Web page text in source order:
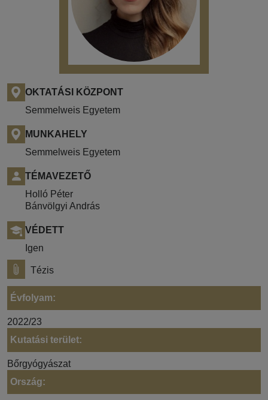
OKTATÁSI KÖZPONT
Semmelweis Egyetem
MUNKAHELY
Semmelweis Egyetem
TÉMAVEZETŐ
Holló Péter
Bánvölgyi András
VÉDETT
Igen
Tézis
Évfolyam:
2022/23
Kutatási terület:
Bőrgyógyászat
Ország: